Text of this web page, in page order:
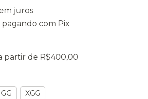
juros
pagando com Pix
partir de R$400,00
GG XGG